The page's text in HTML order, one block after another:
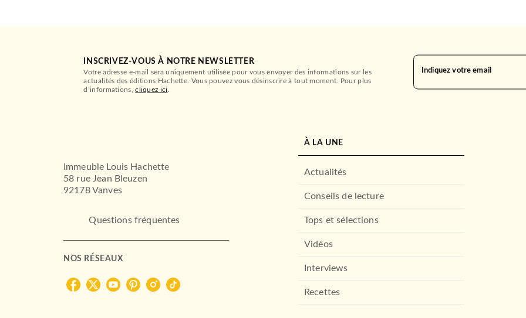
INSCRIVEZ-VOUS À NOTRE NEWSLETTER
Votre adresse e-mail sera uniquement utilisée pour vous envoyer des informations sur les
actualités des éditions Hachette. Vous pouvez vous désinscrire à tout moment. Pour plus
d’informations,cliquez ici
Indiquez votre email
Immeuble Louis Hachette
58 rue Jean Bleuzen
92178 Vanves
Questions fréquentes
NOS RÉSEAUX
À LA UNE
Actualités
Conseils de lecture
Tops et sélections
Vidéos
Interviews
Recettes